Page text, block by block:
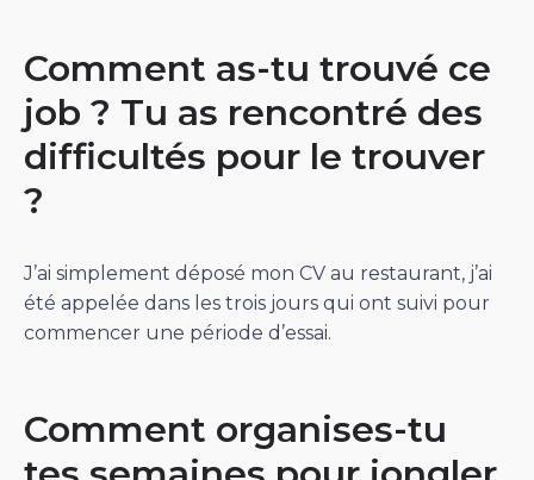
Comment as-tu trouvé ce
job ? Tu as rencontré des
difficultés pour le trouver
?
J’ai simplement déposé mon CV au restaurant, j’ai
été appelée dans les trois jours qui ont suivi pour
commencer une période d’essai.
Comment organises-tu